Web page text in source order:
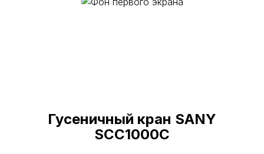
Гусеничный кран SANY
SCC1000C